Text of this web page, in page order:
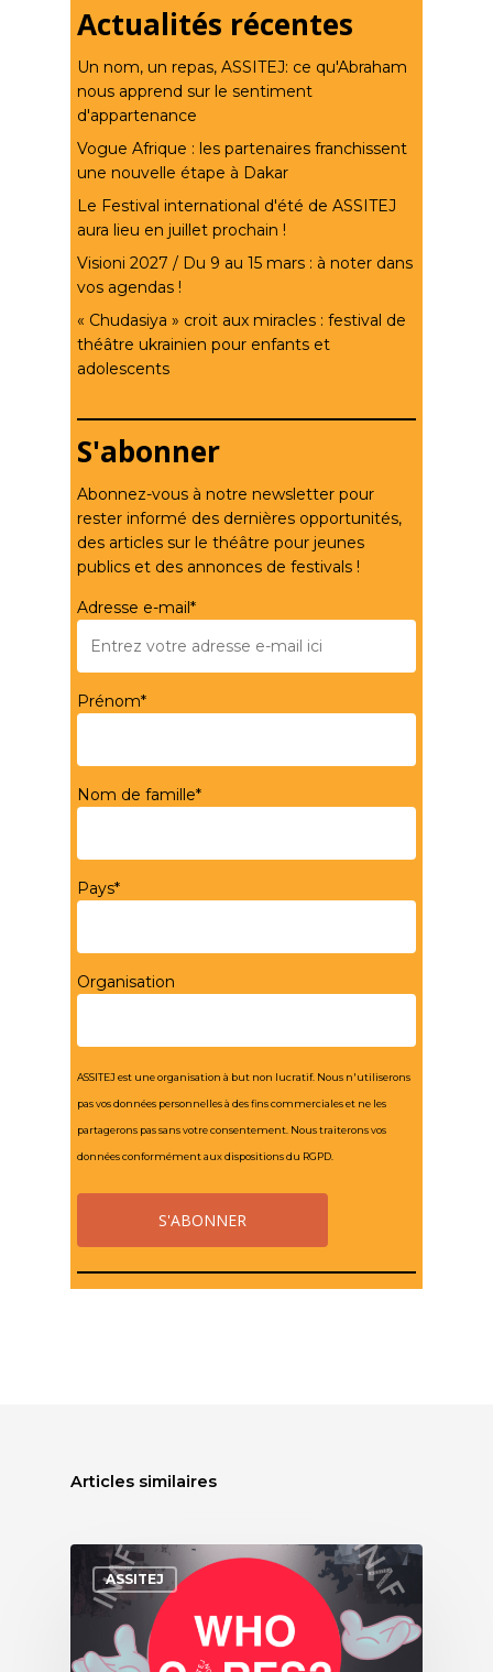
Actualités récentes
Un nom, un repas, ASSITEJ: ce qu'Abraham
nous apprend sur le sentiment
d'appartenance
Vogue Afrique : les partenaires franchissent
une nouvelle étape à Dakar
Le Festival international d'été de ASSITEJ
aura lieu en juillet prochain !
Visioni 2027 / Du 9 au 15 mars : à noter dans
vos agendas !
« Chudasiya » croit aux miracles : festival de
théâtre ukrainien pour enfants et
adolescents
S'abonner
Abonnez-vous à notre newsletter pour
rester informé des dernières opportunités,
des articles sur le théâtre pour jeunes
publics et des annonces de festivals !
Adresse e-mail*
Prénom*
Nom de famille*
Pays*
Organisation
ASSITEJ est une organisation à but non lucratif. Nous n'utiliserons
pas vos données personnelles à des fins commerciales et ne les
partagerons pas sans votre consentement. Nous traiterons vos
données conformément aux dispositions du RGPD.
Articles similaires
ASSITEJ